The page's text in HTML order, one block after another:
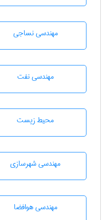
مهندسي نساجی
مهندسی نفت
محيط زيست
مهندسی شهرسازی
مهندسی هوافضا